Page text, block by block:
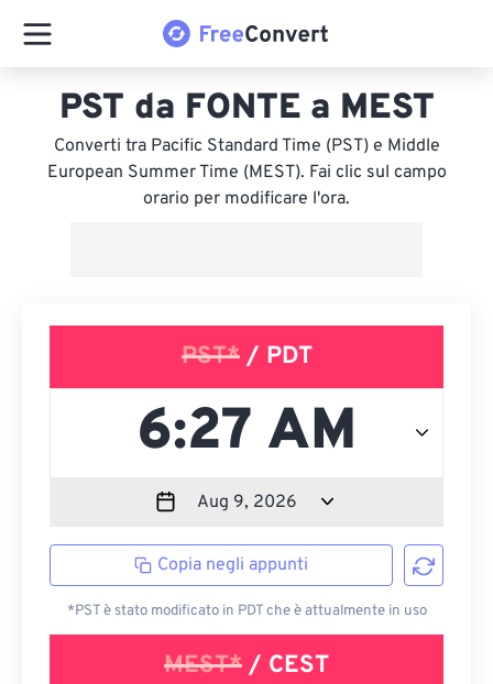
PST da FONTE a MEST
Converti tra Pacific Standard Time (PST) e Middle
European Summer Time (MEST). Fai clic sul campo
orario per modificare l'ora.
PST*/ PDT
Copia negli appunti
*PST è stato modificato in PDT che è attualmente in uso
MEST* / CEST